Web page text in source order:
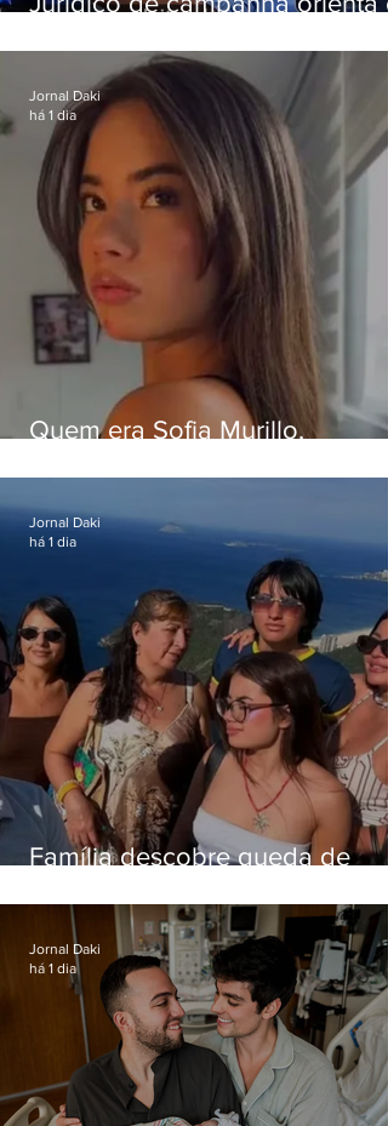
da Band
Quem era Sofia Murillo,
em queda de helicóptero no
Jornal Daki
há 1 dia
Família descobre queda de
enquanto aguardava segundo
voo
Jornal Daki
há 1 dia
Jornal Daki
há 1 dia